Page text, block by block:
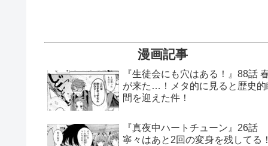
漫画記事
『生徒会にも穴はある！』88話
が来た…！メタ的に見ると歴史的
間を迎えた件！
『真夜中ハートチューン』26話
寧々はあと2回の変身を残してる